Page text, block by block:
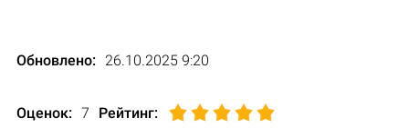
Обновлено: 26.10.2025 9:20
Оценок: 7 Рейтинг: